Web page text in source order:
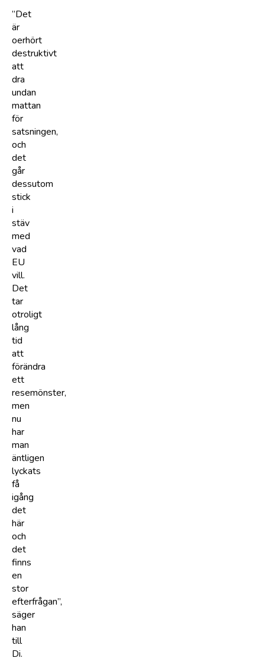
”Det
är
oerhört
destruktivt
att
dra
undan
mattan
för
satsningen,
och
det
går
dessutom
stick
i
stäv
med
vad
EU
vill.
Det
tar
otroligt
lång
tid
att
förändra
ett
resemönster,
men
nu
har
man
äntligen
lyckats
få
igång
det
här
och
det
finns
en
stor
efterfrågan”,
säger
han
till
Di.